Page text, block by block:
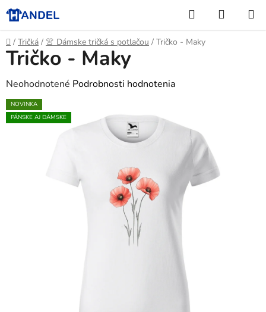
Prejsť
na
obsah
Hľadať
KOŠÍK
Domov
/ Tričká / 👚 Dámske tričká s potlačou / Tričko - Maky
Tričko - Maky
Priemerné
hodnotenie
produktu
Neohodnotené Podrobnosti hodnotenia
NOVINKA
PÁNSKE AJ DÁMSKE